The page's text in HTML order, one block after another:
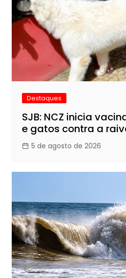
Destaques
SJB: NCZ inicia
e gatos contra a
5 de agosto de 2026